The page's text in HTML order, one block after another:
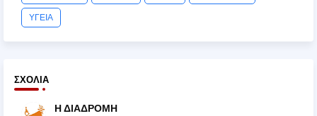
ΥΓΕΙΑ
ΣΧΌΛΙΑ
Η ΔΙΑΔΡΟΜΗ